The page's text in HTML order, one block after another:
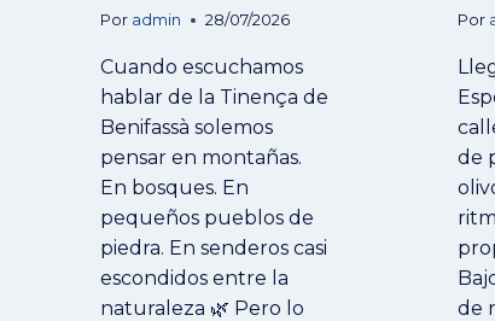
Por admin 28/07/2026
Cuando escuchamos
hablar de la Tinença de
Benifassà solemos
pensar en montañas.
En bosques. En
pequeños pueblos de
piedra. En senderos casi
escondidos entre la
naturaleza 🌿 Pero lo
Por
de
de